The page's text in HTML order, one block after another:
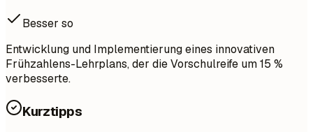
Besser so
Entwicklung und Implementierung eines innovativen
Frühzahlens-Lehrplans, der die Vorschulreife um 15 %
verbesserte.
Kurztipps